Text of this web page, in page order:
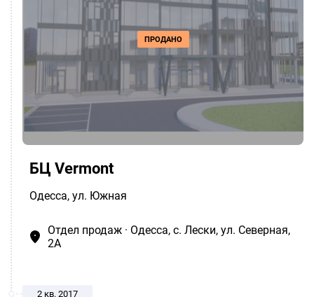
ПРОДАНО
БЦ Vermont
Одесса, ул. Южная
Отдел продаж · Одесса, c. Лески, ул. Северная,
2А
2 кв. 2017